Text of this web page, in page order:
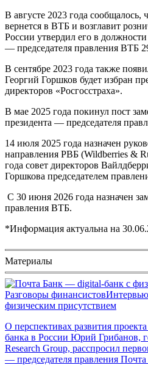
В августе 2023 года сообщалось,
вернется в ВТБ и возглавит
России утвердил его в должности
— председателя правления ВТБ
В сентябре 2023 года также
Георгий Горшков будет избран
директоров «Росгосстраха».
В мае 2025 года покинул пост
президента — председателя
14 июля 2025 года назначен
направления РВБ (Wildberries &
года совет директоров
Горшкова председателем
С 30 июня 2026 года назначен
правления ВТБ.
*Информация актуальна на
Материалы
Разговоры финансистовИнтервью
физическим присутствием
О перспективах развития
банка в России Юрий Грибанов,
Research Group, расспросил
— председателя правления